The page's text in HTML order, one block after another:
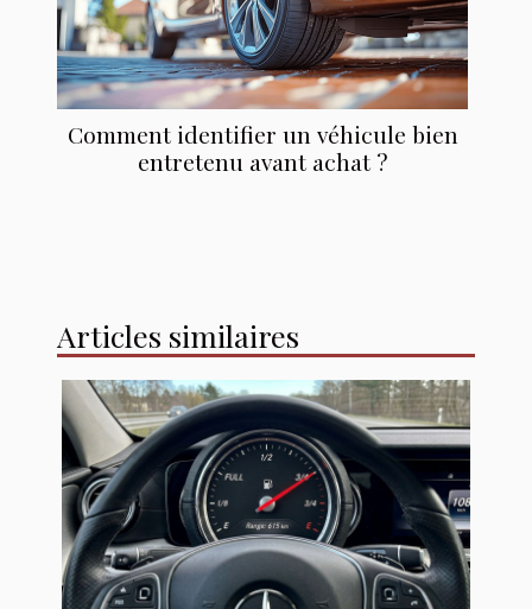
Comment identifier un véhicule bien
entretenu avant achat ?
Articles similaires